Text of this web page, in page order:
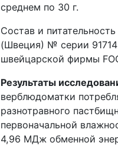
среднем по 30 г.
Состав и
(Швеция) № серии
швейцарской фирмы
Результаты
верблюдоматки
разнотравного
первоначальной
4,96 МДж обменной